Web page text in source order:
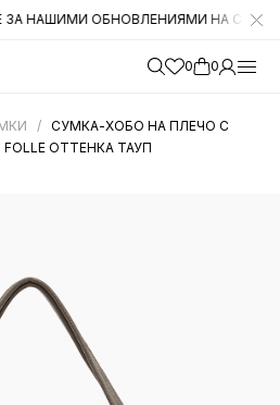
ОБНОВЛЕНИЯМИ НА САЙТЕ. А
0 0
/ СУМКА-ХОБО НА ПЛЕЧО С
ОТТЕНКА ТАУП